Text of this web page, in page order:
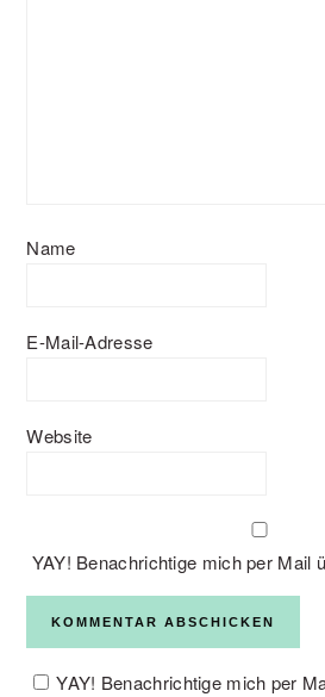
Name
E-Mail-Adresse
Website
YAY! Benachrichtige mich per Mail
YAY! Benachrichtige mich per